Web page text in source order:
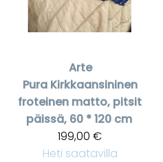
Arte
Pura Kirkkaansininen
froteinen matto, pitsit
päissä, 60 * 120 cm
199,00 €
Heti saatavilla